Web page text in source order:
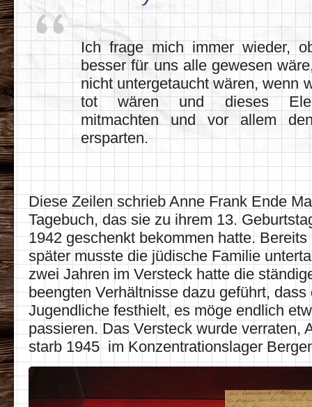
Ich frage mich immer wieder,
besser für uns alle gewesen
nicht untergetaucht wären, wenn
tot wären und dieses
mitmachten und vor allem
ersparten.
Diese Zeilen schrieb Anne Frank Ende
Tagebuch, das sie zu ihrem 13.
1942 geschenkt bekommen hatte. Bereits
später musste die jüdische Familie
zwei Jahren im Versteck hatte die
beengten Verhältnisse dazu geführt, dass
Jugendliche festhielt, es möge endlich
passieren. Das Versteck wurde verraten,
starb 1945 im Konzentrationslager